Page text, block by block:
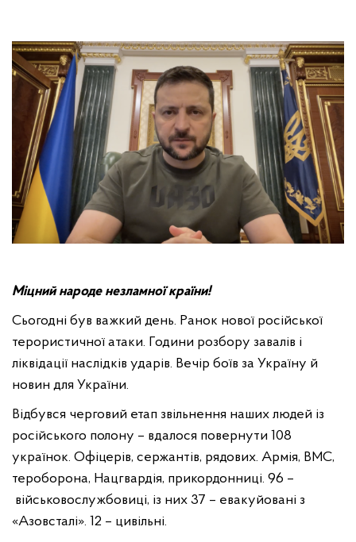
Міцний народе незламної країни!
Сьогодні був важкий день. Ранок нової російської
терористичної атаки. Години розбору завалів і
ліквідації наслідків ударів. Вечір боїв за Україну й
новин для України.
Відбувся черговий етап звільнення наших людей із
російського полону – вдалося повернути 108
українок. Офіцерів, сержантів, рядових. Армія, ВМС,
тероборона, Нацгвардія, прикордонниці. 96 –
військовослужбовиці, із них 37 – евакуйовані з
«Азовсталі». 12 – цивільні.